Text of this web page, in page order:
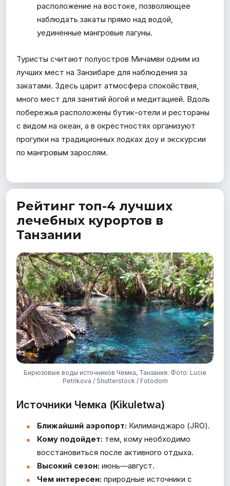
расположение на востоке, позволяющее
наблюдать закаты прямо над водой,
уединенные мангровые лагуны.
Туристы считают полуостров Мичамви одним из
лучших мест на Занзибаре для наблюдения за
закатами. Здесь царит атмосфера спокойствия,
много мест для занятий йогой и медитацией. Вдоль
побережья расположены бутик-отели и рестораны
с видом на океан, а в окрестностях организуют
прогулки на традиционных лодках доу и экскурсии
по мангровым зарослям.
Рейтинг топ-4 лучших
лечебных курортов в
Танзании
Бирюзовые воды источников Чемка, Танзания. Фото: Lucie
Petrikova / Shutterstock / Fotodom
Источники Чемка (Kikuletwa)
Ближайший аэропорт: Килиманджаро (JRO).
Кому подойдет: тем, кому необходимо
восстановиться после активного отдыха.
Высокий сезон: июнь—август.
Чем интересен: природные источники с